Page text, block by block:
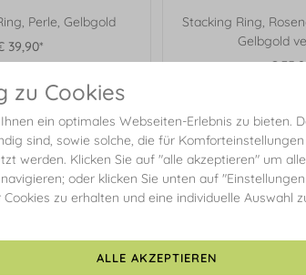
Perle, Gelbgold
39,90*
Stacking Ring,
Gelbgold
€
zu Cookies
ein optimales Webseiten-Erlebnis zu bieten.
sind, sowie solche, die für
werden. Klicken Sie auf "alle akzeptieren" um
oder klicken Sie unten auf
zu erhalten und eine individuelle Auswahl
ALLE AKZEPTIEREN